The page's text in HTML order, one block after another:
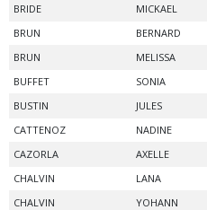
BRIDE
MICKAEL
BRUN
BERNARD
BRUN
MELISSA
BUFFET
SONIA
BUSTIN
JULES
CATTENOZ
NADINE
CAZORLA
AXELLE
CHALVIN
LANA
CHALVIN
YOHANN